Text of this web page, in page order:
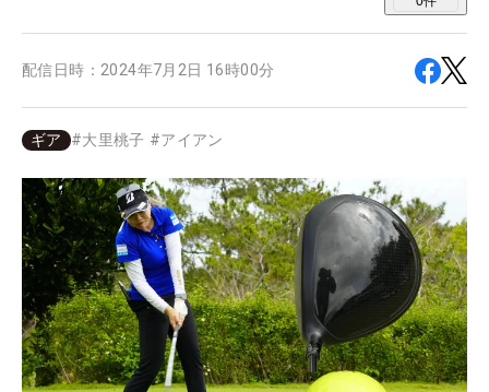
配信日時： 2024年7月2日 16時00分
ギア #大里桃子 #アイアン